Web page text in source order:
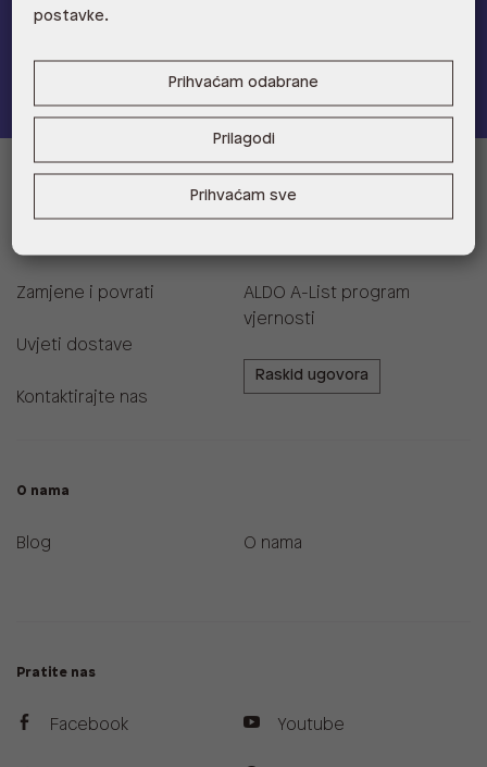
Pridružite se
Zamjene i povrati
Uvjeti dostave
Kontaktirajte nas
ALDO A-List program
vjernosti
Raskid ugovora
O nama
Blog O nama
Pratite nas
Facebook Youtube
postavke.
Prihvaćam odabrane
Prilagodi
Prihvaćam sve